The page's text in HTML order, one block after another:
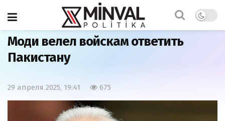
Главная
Моди велел войскам ответить
Пакистану
29 апреля 2025, 19:41 675